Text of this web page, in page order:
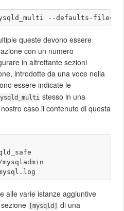
queste devono essere
con un numero
in altrettante sezioni
introdotte da una voce nella
essere indicate le
stesso in una
caso il contenuto di questa
alle varie istanze aggiuntive
[mysqld]
di una